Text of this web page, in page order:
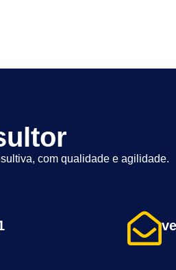
com qualidade e agilidade.